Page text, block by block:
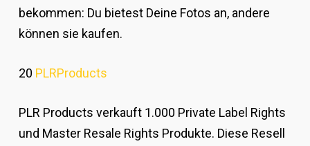
bekommen: Du bietest Deine Fotos an, andere
können sie kaufen.
20 PLRProducts
PLR Products verkauft 1.000 Private Label Rights
und Master Resale Rights Produkte. Diese Resell